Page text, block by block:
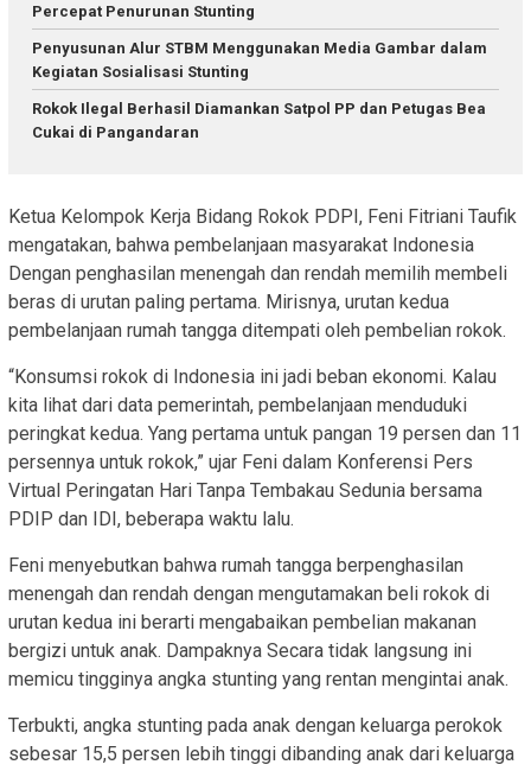
Percepat Penurunan Stunting
Penyusunan Alur STBM Menggunakan Media Gambar dalam
Kegiatan Sosialisasi Stunting
Rokok Ilegal Berhasil Diamankan Satpol PP dan Petugas Bea
Cukai di Pangandaran
Ketua Kelompok Kerja Bidang Rokok PDPI, Feni Fitriani Taufik
mengatakan, bahwa pembelanjaan masyarakat Indonesia
Dengan penghasilan menengah dan rendah memilih membeli
beras di urutan paling pertama. Mirisnya, urutan kedua
pembelanjaan rumah tangga ditempati oleh pembelian rokok.
“Konsumsi rokok di Indonesia ini jadi beban ekonomi. Kalau
kita lihat dari data pemerintah, pembelanjaan menduduki
peringkat kedua. Yang pertama untuk pangan 19 persen dan 11
persennya untuk rokok,” ujar Feni dalam Konferensi Pers
Virtual Peringatan Hari Tanpa Tembakau Sedunia bersama
PDIP dan IDI, beberapa waktu lalu.
Feni menyebutkan bahwa rumah tangga berpenghasilan
menengah dan rendah dengan mengutamakan beli rokok di
urutan kedua ini berarti mengabaikan pembelian makanan
bergizi untuk anak. Dampaknya Secara tidak langsung ini
memicu tingginya angka stunting yang rentan mengintai anak.
Terbukti, angka stunting pada anak dengan keluarga perokok
sebesar 15,5 persen lebih tinggi dibanding anak dari keluarga